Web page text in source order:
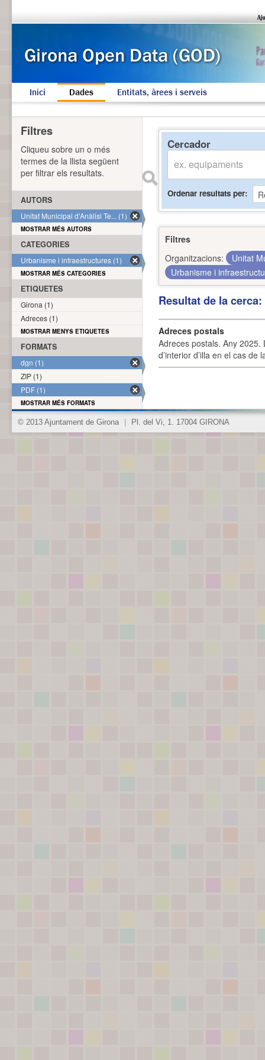
Inici Dades Entitats, àrees i serveis
Cercador
Ordenar resultats per
Filtres
Organitzacions:
Unitat
Urbanisme i
Resultat de la
Adreces postals
Adreces postals. Any 2025.
d’interior d’illa en el cas
Filtres
Cliqueu sobre un o més
termes de la llista següent
per filtrar els resultats.
AUTORS
Unitat Municipal d'Anàlisi Te... (1)
MOSTRAR MÉS AUTORS
CATEGORIES
Urbanisme i infraestructures (1)
MOSTRAR MÉS CATEGORIES
ETIQUETES
Girona (1)
Adreces (1)
MOSTRAR MENYS ETIQUETES
FORMATS
dgn (1)
ZIP (1)
PDF (1)
MOSTRAR MÉS FORMATS
© 2013 Ajuntament de Girona Pl. del Vi, 1. 17004 GIRONA